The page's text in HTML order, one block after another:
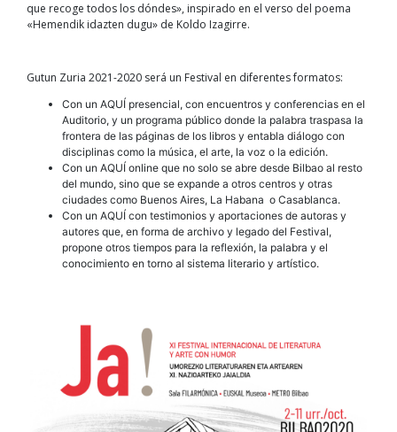
que recoge todos los dóndes», inspirado en el verso del poema
«Hemendik idazten dugu» de Koldo Izagirre.
Gutun Zuria 2021-2020 será un Festival en diferentes formatos:
Con un AQUÍ presencial, con encuentros y conferencias en el
Auditorio, y un programa público donde la palabra traspasa la
frontera de las páginas de los libros y entabla diálogo con
disciplinas como la música, el arte, la voz o la edición.
Con un AQUÍ online que no solo se abre desde Bilbao al resto
del mundo, sino que se expande a otros centros y otras
ciudades como Buenos Aires, La Habana o Casablanca.
Con un AQUÍ con testimonios y aportaciones de autoras y
autores que, en forma de archivo y legado del Festival,
propone otros tiempos para la reflexión, la palabra y el
conocimiento en torno al sistema literario y artístico.